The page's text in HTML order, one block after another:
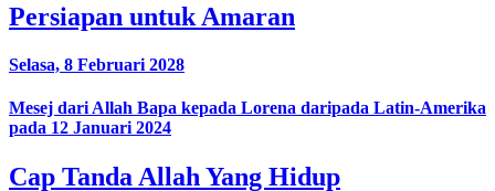
Persiapan untuk Amaran
Selasa, 8 Februari 2028
Mesej dari Allah Bapa kepada Lorena daripada Latin-Amerika
pada 12 Januari 2024
Cap Tanda Allah Yang Hidup